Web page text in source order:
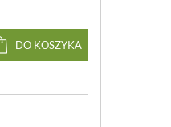
DO KOSZYKA